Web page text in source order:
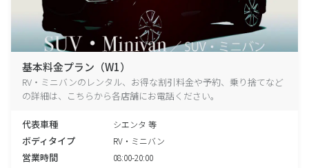
基本料金プラン（W1）
RV・ミニバンのレンタル、お得な割引料金や予約、乗り捨てなど
の詳細は、こちらから各店舗にお電話ください。
代表車種 シエンタ 等
ボディタイプ RV・ミニバン
営業時間 08:00-20:00